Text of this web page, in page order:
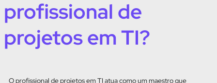
profissional de
projetos em TI?
O profissional de projetos em TI atua como um maestro que